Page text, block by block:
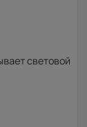
световой